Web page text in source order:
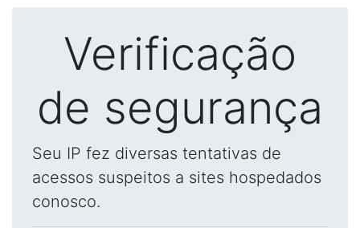
Verificação
de segurança
Seu IP fez diversas tentativas de
acessos suspeitos a sites hospedados
conosco.